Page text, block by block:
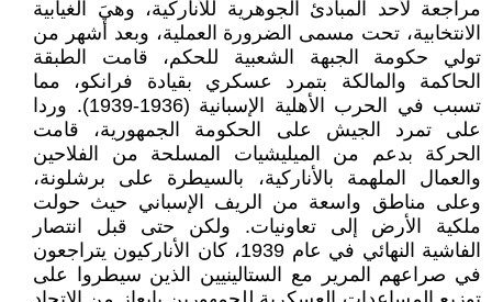
مراجعة لأحد المبادئ الجوهرية للأناركية، وهيَ الغيابية
الانتخابية، تحت مسمى الضرورة العملية، وبعد أشهر من
تولي حكومة الجبهة الشعبية للحكم، قامت الطبقة
الحاكمة والمالكة بتمرد عسكري بقيادة فرانكو، مما
تسبب في الحرب الأهلية الإسبانية (1936-1939). وردا
على تمرد الجيش على الحكومة الجمهورية، قامت
الحركة بدعم من الميليشيات المسلحة من الفلاحين
والعمال الملهمة بالأناركية، بالسيطرة على برشلونة،
وعلى مناطق واسعة من الريف الإسباني حيث حولت
ملكية الأرض إلى تعاونيات. ولكن حتى قبل انتصار
الفاشية النهائي في عام 1939، كان الأناركيون يتراجعون
في صراعهم المرير مع الستالينيين الذين سيطروا على